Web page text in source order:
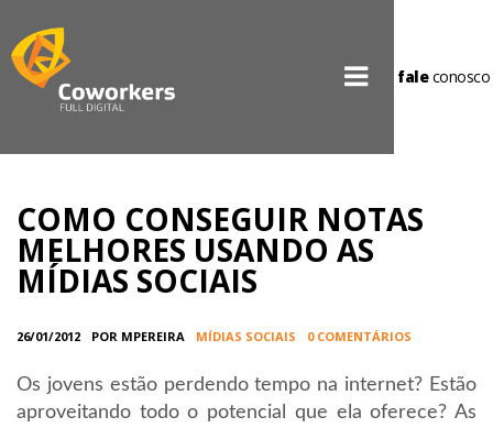
faleconosco
COMO CONSEGUIR NOTAS
MELHORES USANDO AS
MÍDIAS SOCIAIS
26/01/2012 POR MPEREIRA MÍDIAS SOCIAIS 0 COMENTÁRIOS
Os jovens estão perdendo tempo na internet? Estão
aproveitando todo o potencial que ela oferece? As